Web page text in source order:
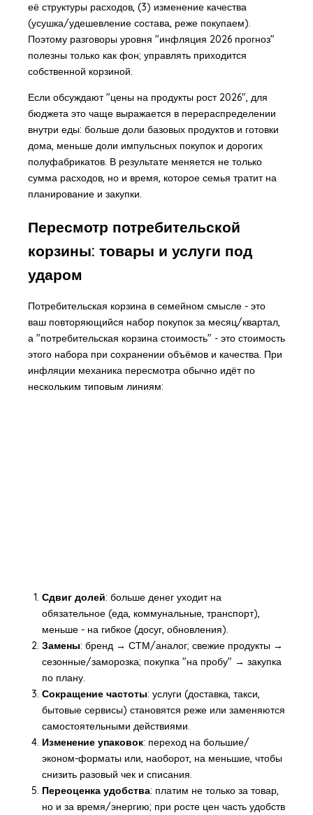
её структуры расходов, (3) изменение качества
(усушка/удешевление состава, реже покупаем).
Поэтому разговоры уровня "инфляция 2026 прогноз"
полезны только как фон; управлять приходится
собственной корзиной.
Если обсуждают "цены на продукты рост 2026", для
бюджета это чаще выражается в перераспределении
внутри еды: больше доли базовых продуктов и готовки
дома, меньше доли импульсных покупок и дорогих
полуфабрикатов. В результате меняется не только
сумма расходов, но и время, которое семья тратит на
планирование и закупки.
Пересмотр потребительской
корзины: товары и услуги под
ударом
Потребительская корзина в семейном смысле - это
ваш повторяющийся набор покупок за месяц/квартал,
а "потребительская корзина стоимость" - это стоимость
этого набора при сохранении объёмов и качества. При
инфляции механика пересмотра обычно идёт по
нескольким типовым линиям:
Сдвиг долей: больше денег уходит на
обязательное (еда, коммунальные, транспорт),
меньше - на гибкое (досуг, обновления).
Замены: бренд → СТМ/аналог; свежие продукты →
сезонные/заморозка; покупка "на пробу" → закупка
по плану.
Сокращение частоты: услуги (доставка, такси,
бытовые сервисы) становятся реже или заменяются
самостоятельными действиями.
Изменение упаковок: переход на большие/
эконом-форматы или, наоборот, на меньшие, чтобы
снизить разовый чек и списания.
Переоценка удобства: платим не только за товар,
но и за время/энергию; при росте цен часть удобств